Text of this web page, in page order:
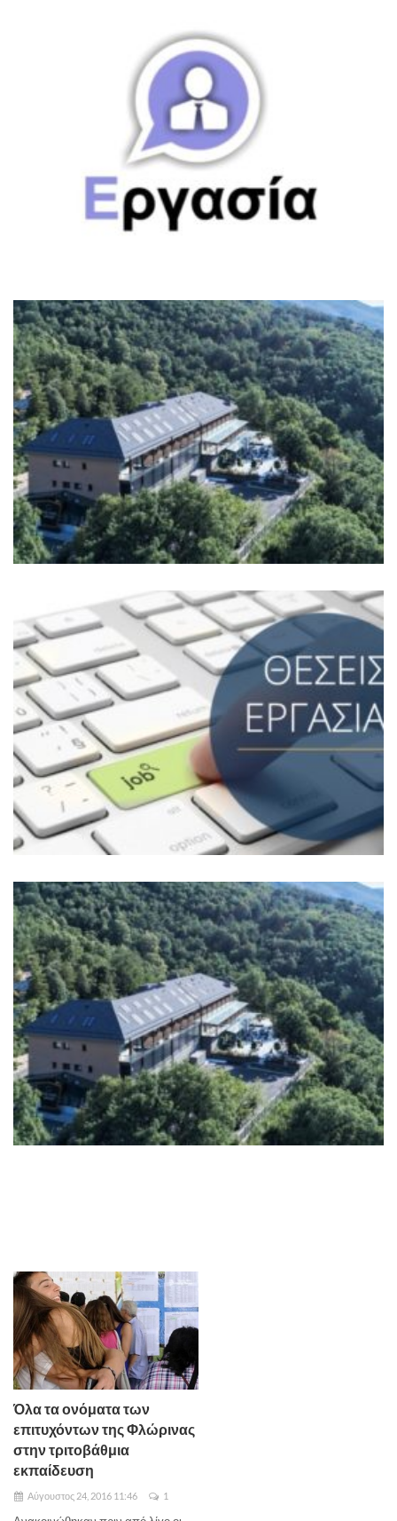
Όλα τα ονόματα των
επιτυχόντων της Φλώρινας
στην τριτοβάθμια
εκπαίδευση
Αύγουστος 24, 2016 11:46 1